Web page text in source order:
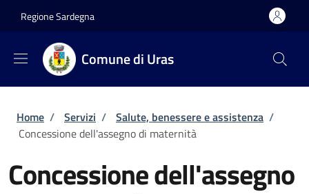
Regione Sardegna
Comune di Uras
Briciole di pane
Home / Servizi / Salute, benessere e assistenza /
Concessione dell'assegno di maternità
Concessione dell'assegno